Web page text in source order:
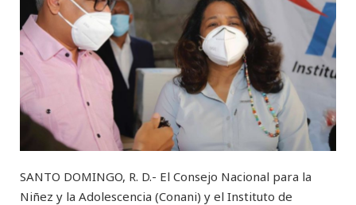
SANTO DOMINGO, R. D.- El Consejo Nacional para la
Niñez y la Adolescencia (Conani) y el Instituto de